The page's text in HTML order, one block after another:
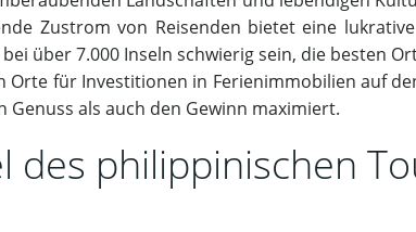
Zustrom von Reisenden bietet eine
über 7.000 Inseln schwierig sein, die besten
für Investitionen in Ferienimmobilien auf
als auch den Gewinn maximiert.
des philippinischen